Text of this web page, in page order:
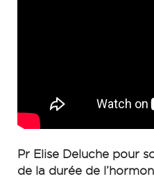
Pr Elise Deluche pour
de la durée de